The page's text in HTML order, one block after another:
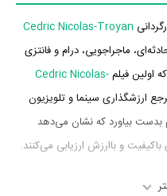
Cedric Nicolas-Troyan
سال 1395 در گونه حادثه‌ای، ماجراجویی، درام و فانتزی
فیلمCedric Nicolas-
ارزشگذاری سینما و تلویزیون
سوی مردم بدست بیاورد که نشان می‌دهد
و باارزش ارزیابی می‌کنند.